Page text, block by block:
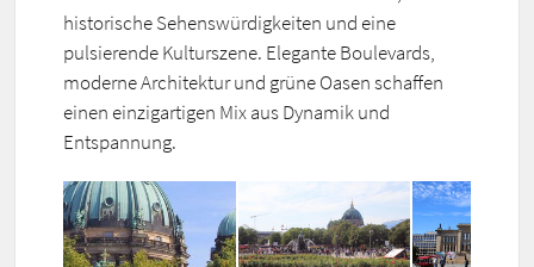
historische Sehenswürdigkeiten und eine
pulsierende Kulturszene. Elegante Boulevards,
moderne Architektur und grüne Oasen schaffen
einen einzigartigen Mix aus Dynamik und
Entspannung.